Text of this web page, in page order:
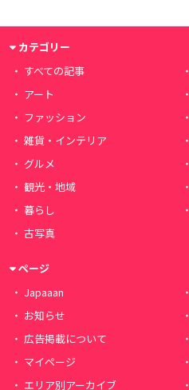
カテゴリー
すべての記事
アート
ファッション
雑貨・インテリア
グルメ
観光・地域
暮らし
古写真
ページ
Japaaan
お知らせ
広告掲載について
マイページ
エリア別アーカイブ